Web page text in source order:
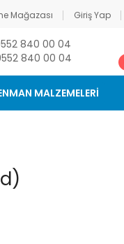
Mağazası Giriş Yap
840 00 04
840 00 04
MALZEMELERİ